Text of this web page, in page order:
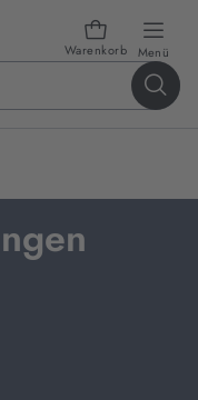
Warenkorb Menü